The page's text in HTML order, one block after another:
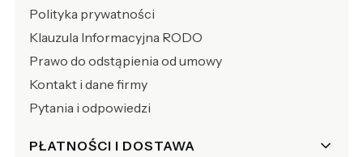
Polityka prywatności
Klauzula Informacyjna RODO
Prawo do odstąpienia od umowy
Kontakt i dane firmy
Pytania i odpowiedzi
PŁATNOŚCI I DOSTAWA